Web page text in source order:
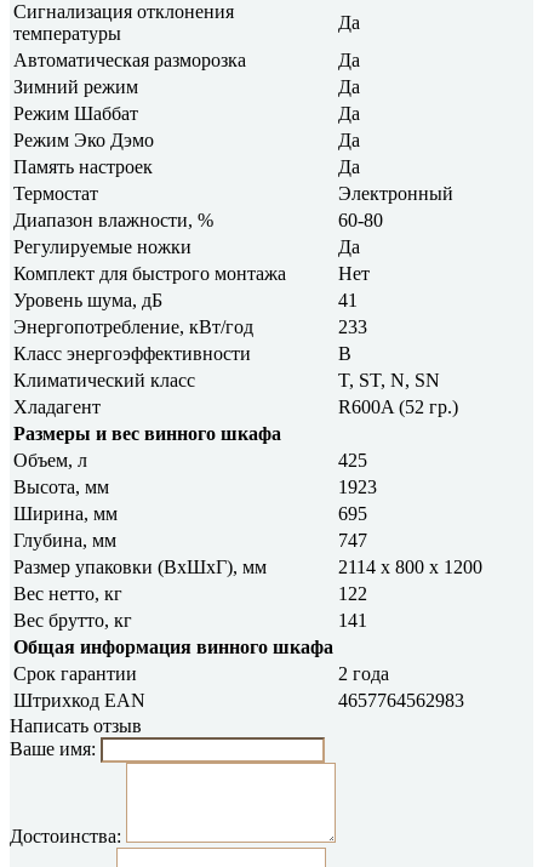
Сигнализация отклонения
температуры
Да
Автоматическая разморозка
Да
Зимний режим
Да
Режим Шаббат
Да
Режим Эко Дэмо
Да
Память настроек
Да
Термостат
Электронный
Диапазон влажности, %
60-80
Регулируемые ножки
Да
Комплект для быстрого монтажа
Нет
Уровень шума, дБ
41
Энергопотребление, кВт/год
233
Класс энергоэффективности
B
Климатический класс
T, ST, N, SN
Хладагент
R600A (52 гр.)
Размеры и вес винного шкафа
Объем, л
425
Высота, мм
1923
Ширина, мм
695
Глубина, мм
747
Размер упаковки (ВxШxГ), мм
2114 x 800 x 1200
Вес нетто, кг
122
Вес брутто, кг
141
Общая информация винного шкафа
Срок гарантии
2 года
Штрихкод EAN
4657764562983
Написать отзыв
Ваше имя:
Достоинства: